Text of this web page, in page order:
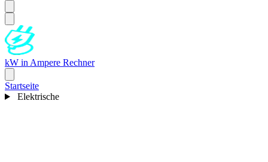
kW in Ampere Rechner
Startseite
Elektrische